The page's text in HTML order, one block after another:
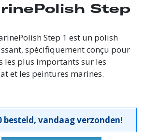
Step
Step 1 est un polish
spécifiquement conçu pour
les plus importants sur les
et les peintures marines.
besteld, vandaag verzonden!